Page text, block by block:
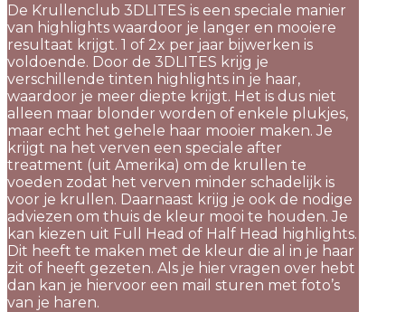
De Krullenclub 3DLITES is een speciale manier
van highlights waardoor je langer en mooiere
resultaat krijgt. 1 of 2x per jaar bijwerken is
voldoende. Door de 3DLITES krijg je
verschillende tinten highlights in je haar,
waardoor je meer diepte krijgt. Het is dus niet
alleen maar blonder worden of enkele plukjes,
maar echt het gehele haar mooier maken. Je
krijgt na het verven een speciale after
treatment (uit Amerika) om de krullen te
voeden zodat het verven minder schadelijk is
voor je krullen. Daarnaast krijg je ook de nodige
adviezen om thuis de kleur mooi te houden. Je
kan kiezen uit Full Head of Half Head highlights.
Dit heeft te maken met de kleur die al in je haar
zit of heeft gezeten. Als je hier vragen over hebt
dan kan je hiervoor een mail sturen met foto’s
van je haren.